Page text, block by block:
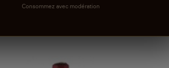
Consommez avec modération